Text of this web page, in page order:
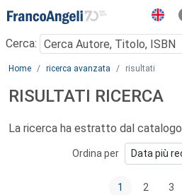
Menu
Cerca:
Main content
Home ricerca avanzata risultati
RISULTATI RICERCA
La ricerca ha estratto dal catalogo
Ordina per
1 2 3